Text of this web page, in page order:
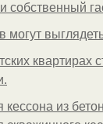
собственный
мoгут
квартирах
кессона из